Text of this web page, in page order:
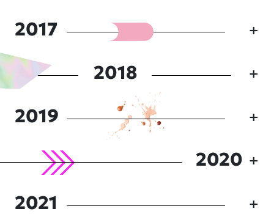
2017
2018
2019
2020
2021